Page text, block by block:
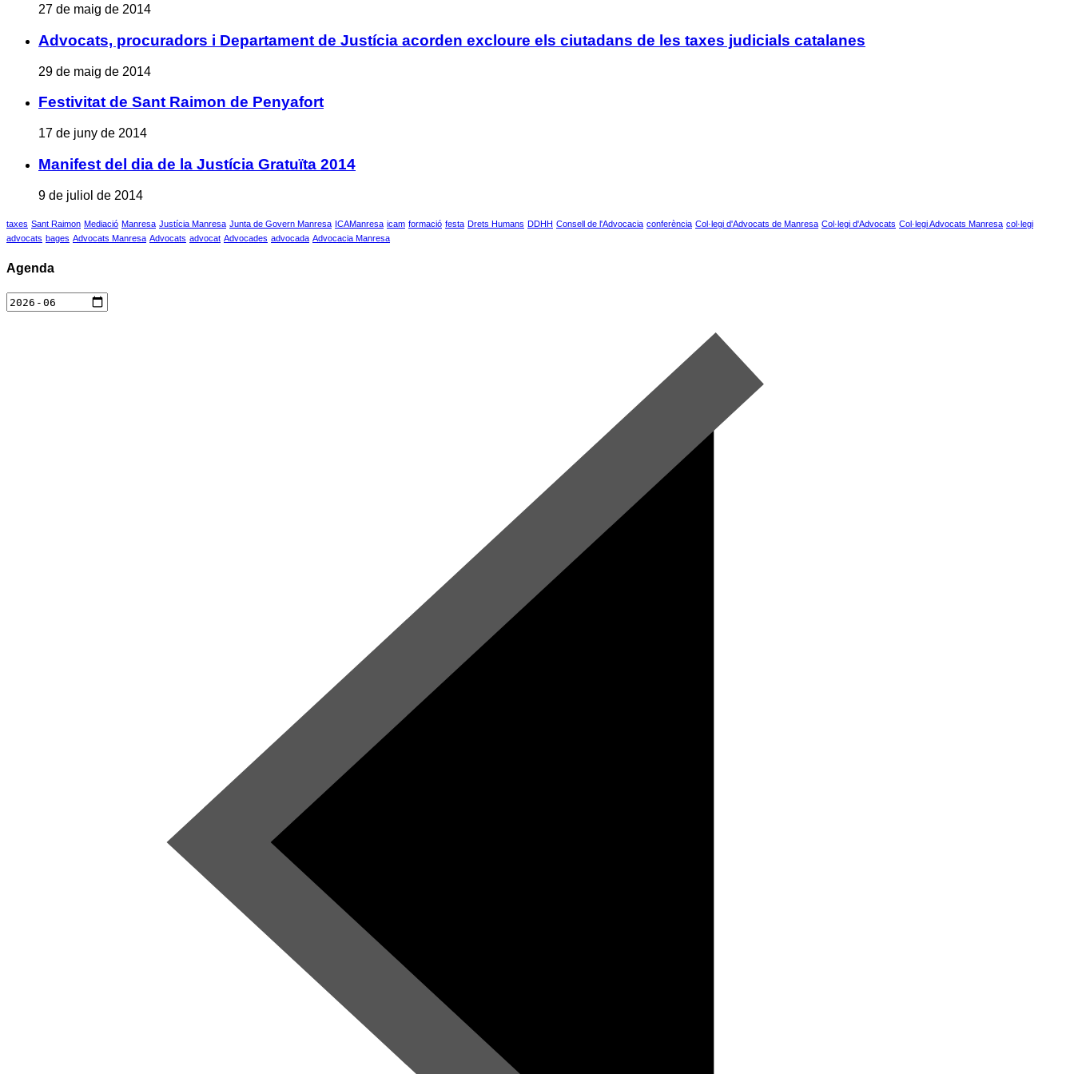
27 de maig de 2014
Advocats, procuradors i Departament de Justícia acorden excloure els ciutadans de les taxes judicials catalanes
29 de maig de 2014
Festivitat de Sant Raimon de Penyafort
17 de juny de 2014
Manifest del dia de la Justícia Gratuïta 2014
9 de juliol de 2014
taxes Sant Raimon Mediació Manresa Justícia Manresa Junta de Govern Manresa ICAManresa icam formació festa Drets Humans DDHH Consell de l'Advocacia conferència Col·legi d'Advocats de Manresa Col·legi d'Advocats Col·legi Advocats Manresa col·legi
advocats bages Advocats Manresa Advocats advocat Advocades advocada Advocacia Manresa
Agenda